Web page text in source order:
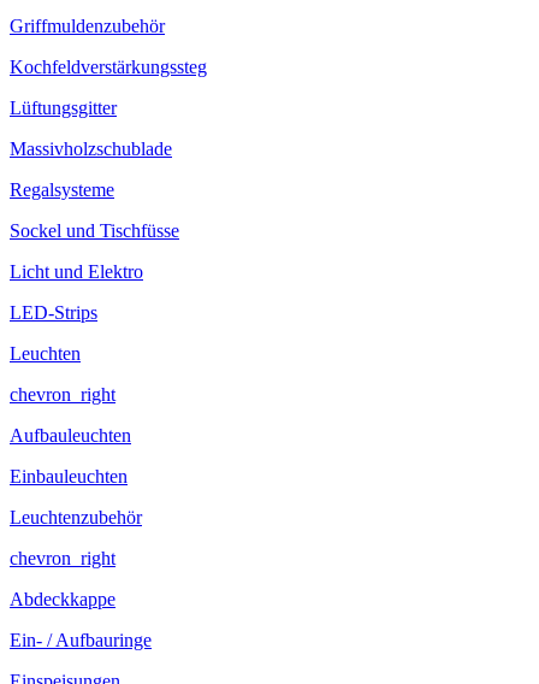
Griffmuldenzubehör
Kochfeldverstärkungssteg
Lüftungsgitter
Massivholzschublade
Regalsysteme
Sockel und Tischfüsse
Licht und Elektro
LED-Strips
Leuchten
chevron_right
Aufbauleuchten
Einbauleuchten
Leuchtenzubehör
chevron_right
Abdeckkappe
Ein- / Aufbauringe